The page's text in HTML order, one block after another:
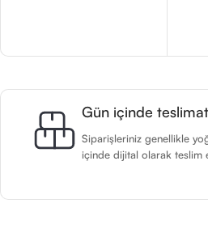
Gün içinde teslimat
Siparişleriniz genellikle
içinde dijital olarak teslim